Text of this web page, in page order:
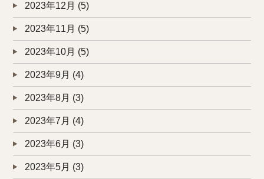
2023年12月 (5)
2023年11月 (5)
2023年10月 (5)
2023年9月 (4)
2023年8月 (3)
2023年7月 (4)
2023年6月 (3)
2023年5月 (3)